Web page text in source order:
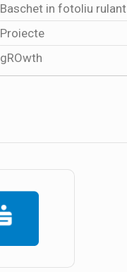
Baschet in fotoliu rulant
Proiecte
gROwth